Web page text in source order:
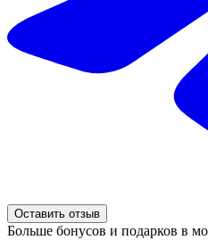
Оставить отзыв
Больше бонусов и подарков в